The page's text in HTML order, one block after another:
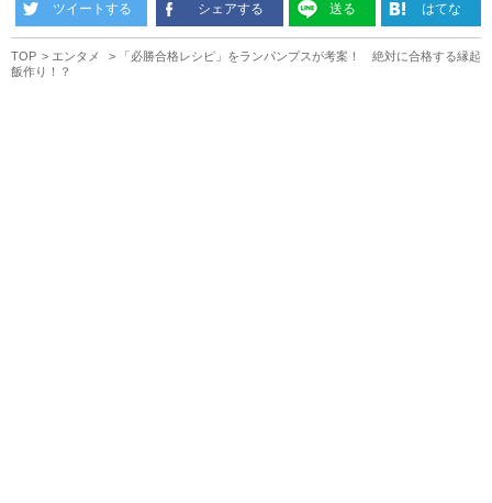
ツイートする シェアする 送る はてな
TOP エンタメ
「必勝合格レシピ」をランパンプスが考案！ 絶対に合格する縁起
飯作り！？